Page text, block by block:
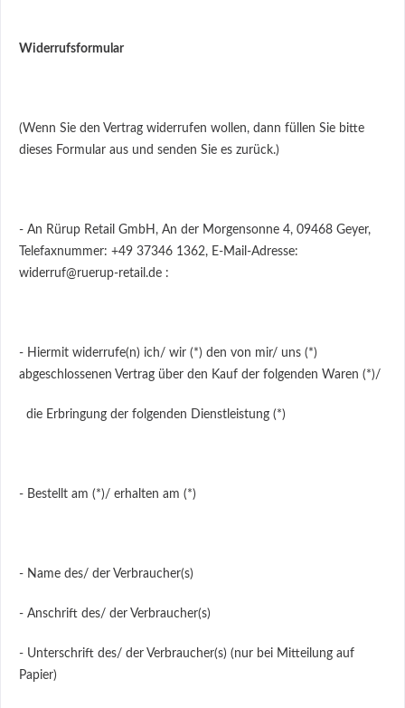
Widerrufsformular
(Wenn Sie den Vertrag widerrufen wollen, dann füllen Sie bitte
dieses Formular aus und senden Sie es zurück.)
- An Rürup Retail GmbH, An der Morgensonne 4, 09468 Geyer,
Telefaxnummer: +49 37346 1362, E-Mail-Adresse:
widerruf@ruerup-retail.de :
- Hiermit widerrufe(n) ich/ wir (*) den von mir/ uns (*)
abgeschlossenen Vertrag über den Kauf der folgenden Waren (*)/
die Erbringung der folgenden Dienstleistung (*)
- Bestellt am (*)/ erhalten am (*)
- Name des/ der Verbraucher(s)
- Anschrift des/ der Verbraucher(s)
- Unterschrift des/ der Verbraucher(s) (nur bei Mitteilung auf
Papier)